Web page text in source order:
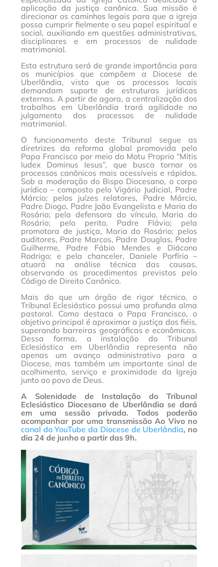
aplicação da justiça canônica. Sua missão é
direcionar os caminhos legais para que a igreja
possa cumprir fielmente o seu papel espiritual e
social, auxiliando em questões administrativas,
disciplinares e em processos de nulidade
matrimonial.
Esta estrutura será de grande importância para
os municípios que compõem a Diocese de
Uberlândia, visto que os processos locais
demandam suporte de estruturas jurídicas
externas. A partir de agora, a centralização dos
trabalhos em Uberlândia trará agilidade no
julgamento dos processos de nulidade
matrimonial.
O funcionamento deste Tribunal segue as
diretrizes da reforma global promovida pelo
Papa Francisco por meio do Motu Proprio “Mitis
Iudex Dominus Iesus”, que busca tornar os
processos canônicos mais acessíveis e rápidos.
Sob a moderação do Bispo Diocesano, o corpo
jurídico – composto pelo Vigário Judicial, Padre
Márcio; pelos juízes relatores, Padre Márcio,
Padre Diogo, Padre João Evangelista e Maria do
Rosário; pela defensora do vínculo, Maria do
Rosário; pelo perito, Padre Flávio; pela
promotora de justiça, Maria do Rosário; pelos
auditores, Padre Marcos, Padre Douglas, Padre
Guilherme, Padre Fábio Mendes e Diácono
Rodrigo; e pela chanceler, Daniele Porfírio –
atuará na análise técnica das causas,
observando os procedimentos previstos pelo
Código de Direito Canônico.
Mais do que um órgão de rigor técnico, o
Tribunal Eclesiástico possui uma profunda alma
pastoral. Como destaca o Papa Francisco, o
objetivo principal é aproximar a justiça dos fiéis,
superando barreiras geográficas e econômicas.
Dessa forma, a instalação do Tribunal
Eclesiástico em Uberlândia representa não
apenas um avanço administrativo para a
Diocese, mas também um importante sinal de
acolhimento, serviço e proximidade da Igreja
junto ao povo de Deus.
A Solenidade de Instalação do Tribunal
Eclesiástico Diocesano de Uberlândia se dará
em uma sessão privada. Todos poderão
acompanhar por uma transmissão Ao Vivo no
canal do YouTube da Diocese de Uberlândia, no
dia 24 de junho a partir das 9h.